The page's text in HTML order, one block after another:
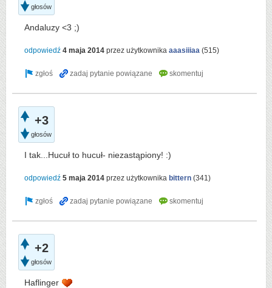
głosów
Andaluzy <3 ;)
odpowiedź 4 maja 2014 przez użytkownika aaasiiiaa (515)
+3
głosów
I tak...Hucuł to hucuł- niezastąpiony! :)
odpowiedź 5 maja 2014 przez użytkownika bittern (341)
+2
głosów
Haflinger